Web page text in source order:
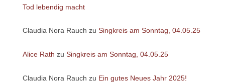
Tod lebendig macht
Claudia Nora Rauch zu Singkreis am Sonntag, 04.05.25
Alice Rath zu Singkreis am Sonntag, 04.05.25
Claudia Nora Rauch zu Ein gutes Neues Jahr 2025!